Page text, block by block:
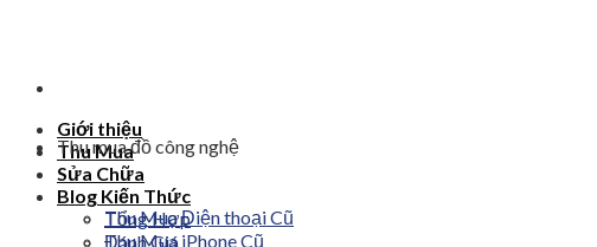
Giới thiệu
Thu Mua
Sửa Chữa
Blog Kiến Thức
Tổng Hợp
Đánh Giá
Thu mua đồ công nghệ
Thu Mua Điện thoại Cũ
Thu Mua iPhone Cũ